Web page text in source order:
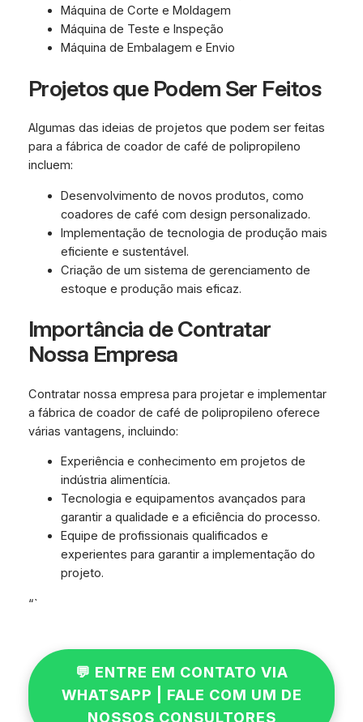
Máquina de Corte e Moldagem
Máquina de Teste e Inspeção
Máquina de Embalagem e Envio
Projetos que Podem Ser Feitos
Algumas das ideias de projetos que podem ser feitas
para a fábrica de coador de café de polipropileno
incluem:
Desenvolvimento de novos produtos, como
coadores de café com design personalizado.
Implementação de tecnologia de produção mais
eficiente e sustentável.
Criação de um sistema de gerenciamento de
estoque e produção mais eficaz.
Importância de Contratar
Nossa Empresa
Contratar nossa empresa para projetar e implementar
a fábrica de coador de café de polipropileno oferece
várias vantagens, incluindo:
Experiência e conhecimento em projetos de
indústria alimentícia.
Tecnologia e equipamentos avançados para
garantir a qualidade e a eficiência do processo.
Equipe de profissionais qualificados e
experientes para garantir a implementação do
projeto.
“`